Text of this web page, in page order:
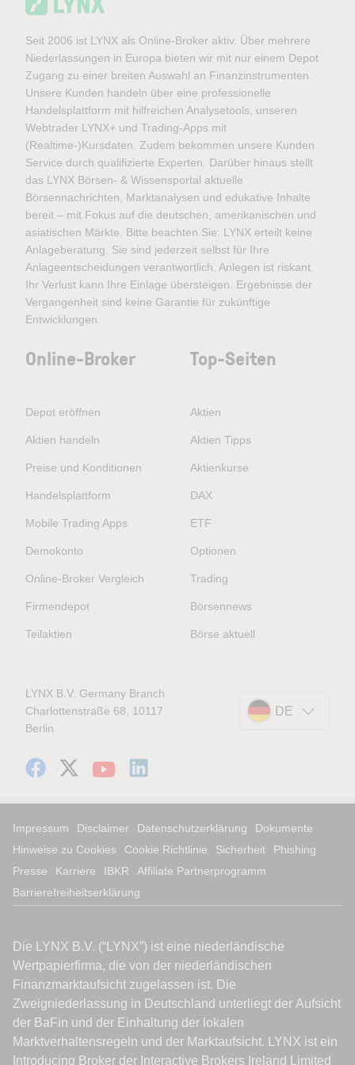
Seit 2006 ist LYNX als Online-Broker aktiv. Über mehrere
Niederlassungen in Europa bieten wir mit nur einem Depot
Zugang zu einer breiten Auswahl an Finanzinstrumenten.
Unsere Kunden handeln über eine professionelle
Handelsplattform mit hilfreichen Analysetools, unseren
Webtrader LYNX+ und Trading-Apps mit
(Realtime-)Kursdaten. Zudem bekommen unsere Kunden
Service durch qualifizierte Experten. Darüber hinaus stellt
das LYNX Börsen- & Wissensportal aktuelle
Börsennachrichten, Marktanalysen und edukative Inhalte
bereit – mit Fokus auf die deutschen, amerikanischen und
asiatischen Märkte. Bitte beachten Sie: LYNX erteilt keine
Anlageberatung. Sie sind jederzeit selbst für Ihre
Anlageentscheidungen verantwortlich. Anlegen ist riskant.
Ihr Verlust kann Ihre Einlage übersteigen. Ergebnisse der
Vergangenheit sind keine Garantie für zukünftige
Entwicklungen.
Online-Broker
Depot eröffnen
Aktien handeln
Preise und Konditionen
Handelsplattform
Mobile Trading Apps
Demokonto
Online-Broker Vergleich
Firmendepot
Teilaktien
Top-Seiten
Aktien
Aktien Tipps
Aktienkurse
DAX
ETF
Optionen
Trading
Börsennews
Börse aktuell
LYNX B.V. Germany Branch
Charlottenstraße 68, 10117
Berlin
DE
Impressum Disclaimer Datenschutzerklärung
Dokumente
Hinweise zu Cookies
Cookie Richtlinie Sicherheit
Phishing
Presse
Karriere IBKR
Affiliate Partnerprogramm
Barrierefreiheitserklärung